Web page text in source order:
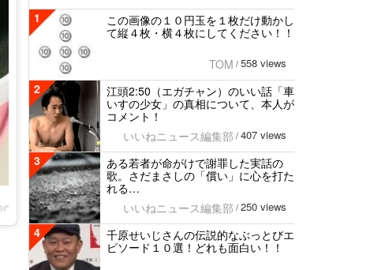
1
この画像の１０円玉を１枚だけ動かし
て縦４枚・横４枚にしてください！！
TOM / 558 views
2
江頭2:50（エガチャン）のいい話「車
いすの少女」の真相について、本人が
コメント！
いいねニュース編集部 / 407 views
3
ある若者が命がけで謝罪した実話の
歌。さだまさしの「償い」に心を打た
れる…
いいねニュース編集部 / 250 views
4
千原せいじさんの伝説的なぶっとびエ
ピソード１０選！どれも面白い！！